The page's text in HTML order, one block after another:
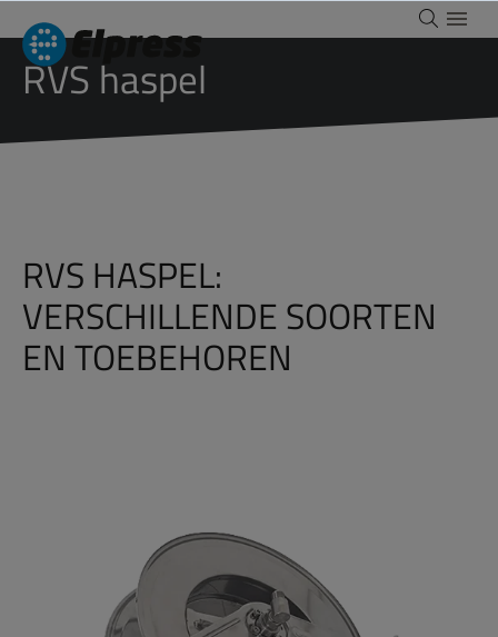
RVS haspel
RVS HASPEL:
VERSCHILLENDE SOORTEN
EN TOEBEHOREN